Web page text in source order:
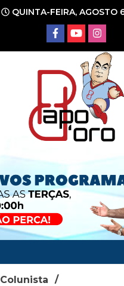
QUINTA-FEIRA, AGOSTO
Colunista